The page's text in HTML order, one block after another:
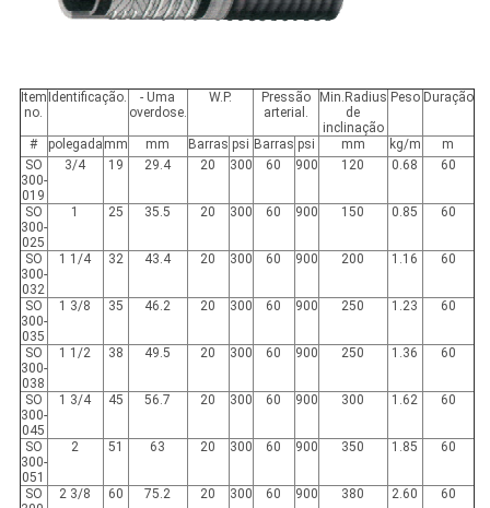
Item
no.
Identificação.
- Uma
overdose.
W.P.
Pressão
arterial.
Min.Radius
de
inclinação
Peso Duração
# polegada mm mm Barras psi Barras psi mm kg/m
m
SO
300-
019
3/4 19 29.4 20 300 60 900 120 0.68 60
SO
300-
025
1 25 35.5 20 300 60 900 150 0.85 60
SO
300-
032
1 1/4 32 43.4 20 300 60 900 200 1.16 60
SO
300-
035
1 3/8 35 46.2 20 300 60 900 250 1.23 60
SO
300-
038
1 1/2 38 49.5 20 300 60 900 250 1.36 60
SO
300-
045
1 3/4 45 56.7 20 300 60 900 300 1.62 60
SO
300-
051
2 51 63 20 300 60 900 350 1.85 60
SO
2 3/8 60 75.2 20 300 60 900 380 2.60 60